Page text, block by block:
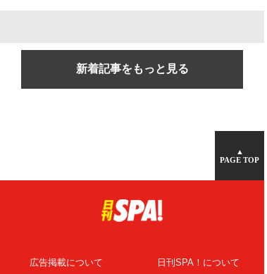
新着記事をもっと見る
▲
PAGE TOP
広告掲載について 日刊SPA！について